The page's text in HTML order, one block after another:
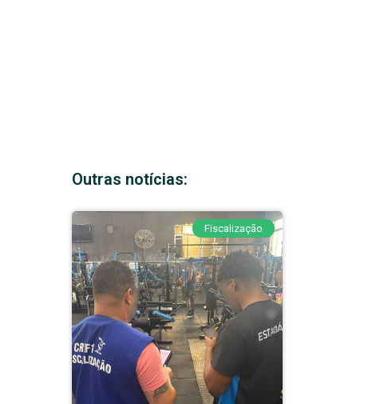
Outras notícias:
Fiscalização